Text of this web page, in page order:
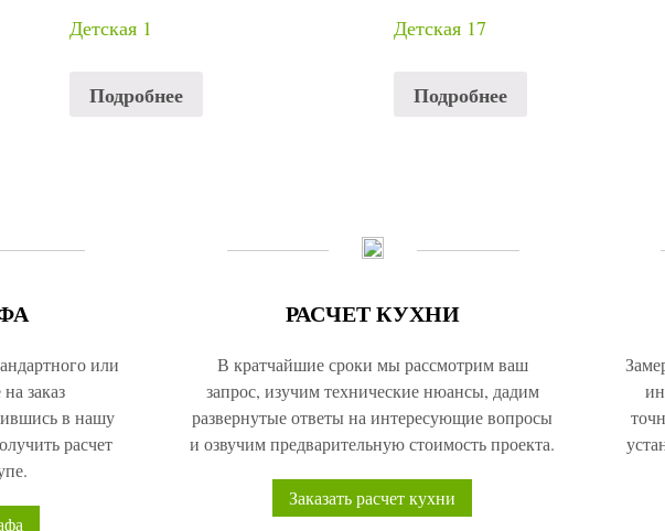
Детская 1
Подробнее
Детская 17
Подробнее
или
заказ
в нашу
расчет
РАСЧЕТ КУХНИ
В кратчайшие сроки мы рассмотрим ваш
запрос, изучим технические нюансы, дадим
развернутые ответы на интересующие вопросы
и озвучим предварительную стоимость проекта.
Заказать расчет кухни